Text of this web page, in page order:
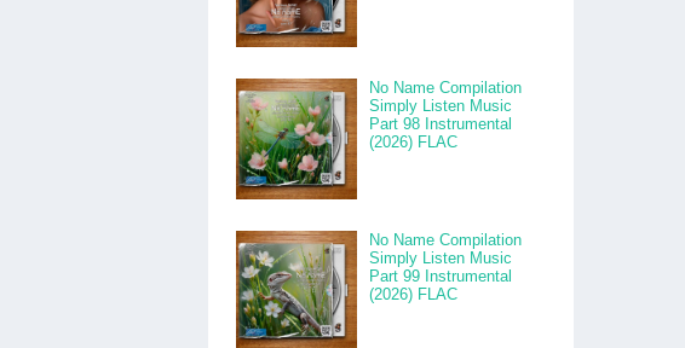
No Name Compilation
Simply Listen Music
Part 98 Instrumental
(2026) FLAC
No Name Compilation
Simply Listen Music
Part 99 Instrumental
(2026) FLAC